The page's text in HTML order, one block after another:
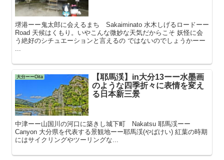
堺港ーー鬼太郎に会えるまち Sakaiminato 水木しげるロードーー
Road 天候はくもり。いやこんな微妙な天気だからこそ 妖怪に会
う絶好のシチュエーションと言えるの ではないのでしょうかーー
...
大分ーーOita
【耶馬渓】in大分13ーー水墨画
のような四季折々に表情を変え
る日本新三景
中津ーー山国川の河口に築きし城下町 Nakatsu 耶馬渓ーー
Canyon 大分県を代表する景観地ーー耶馬渓(やばけい) 紅葉の時期
にはサイクリングやツーリングな...